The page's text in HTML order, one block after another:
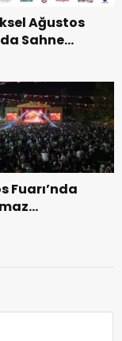
Ağustos
Sahne
Fuarı’nda